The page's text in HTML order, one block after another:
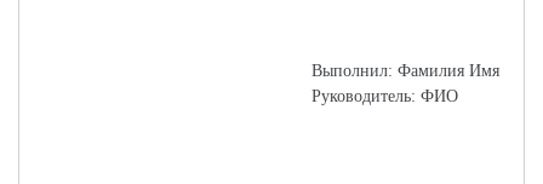
Выполнил: Фамилия Имя
Руководитель: ФИО